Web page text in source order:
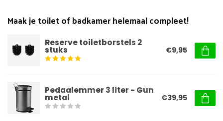
Maak je toilet of badkamer helemaal compleet!
Reserve toiletborstels 2
stuks €9,95
Pedaalemmer 3 liter - Gun
metal €39,95